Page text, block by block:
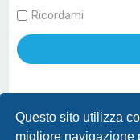
Questo sito utilizza
migliore navigazione
Ricordami
Effettua login con